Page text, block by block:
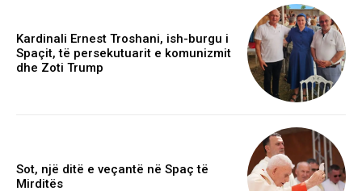
Kardinali Ernest Troshani, ish-burgu i
Spaçit, të persekutuarit e komunizmit
dhe Zoti Trump
Sot, një ditë e veçantë në Spaç të
Mirditës